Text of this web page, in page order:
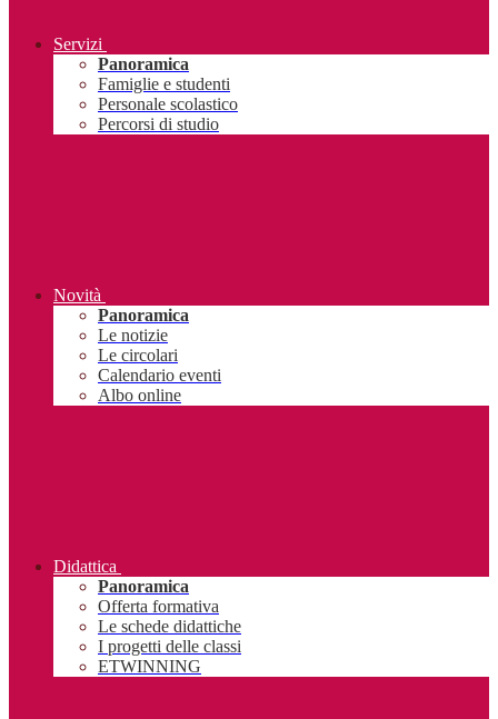
Servizi
Panoramica
Famiglie e studenti
Personale scolastico
Percorsi di studio
Novità
Panoramica
Le notizie
Le circolari
Calendario eventi
Albo online
Didattica
Panoramica
Offerta formativa
Le schede didattiche
I progetti delle classi
ETWINNING